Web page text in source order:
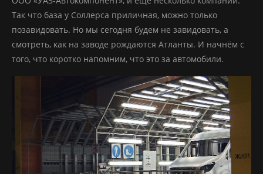
Так что база у Соллерса приличная, можно только
позавидовать. Но мы сегодня будем не завидовать, а
смотреть, как на заводе рождаются Атланты. И начнём с
того, что коротко напомним, что это за автомобили.